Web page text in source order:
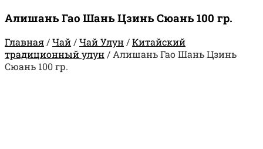
Алишань Гао Шань Цзинь Сюань 100 гр.
Главная/Чай/Чай Улун/Китайский
традиционный улун/Алишань Гао Шань Цзинь
Сюань 100 гр.